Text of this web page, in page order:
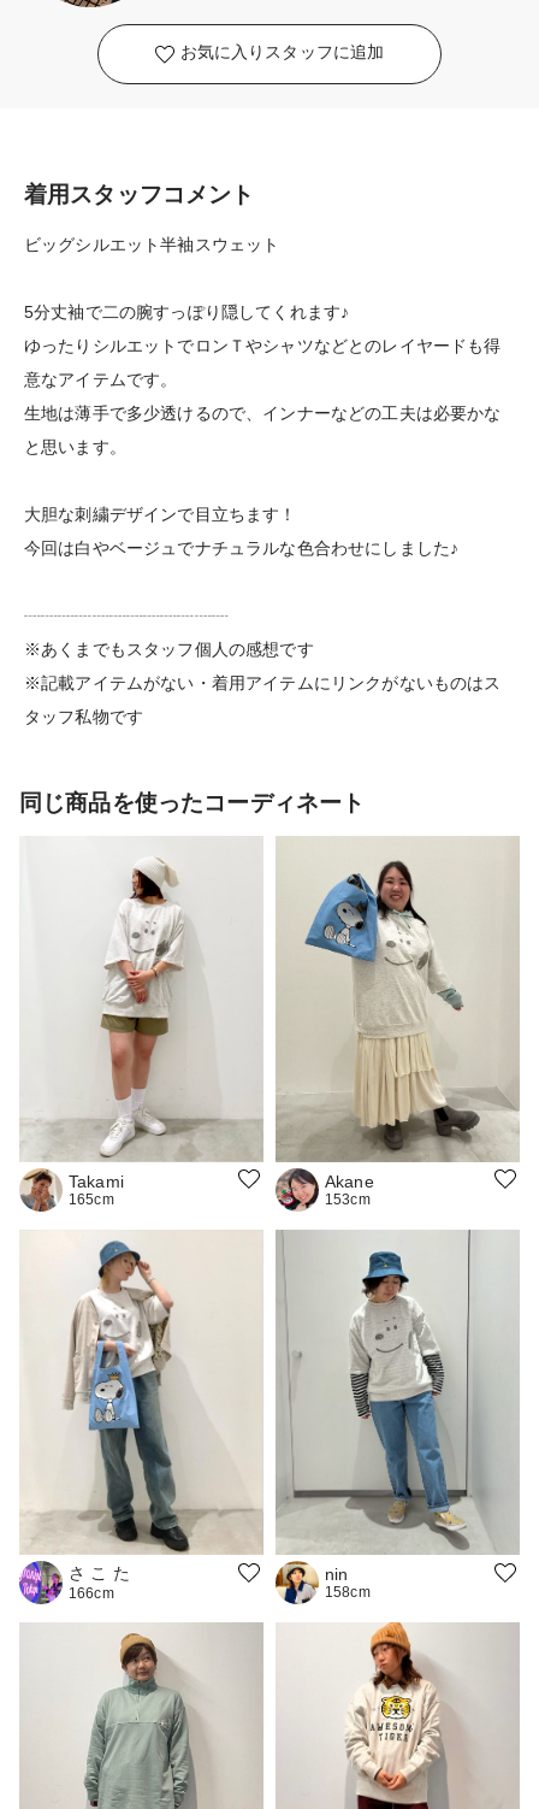
お気に入りスタッフに追加
着用スタッフコメント
ビッグシルエット半袖スウェット
5分丈袖で二の腕すっぽり隠してくれます♪
ゆったりシルエットでロンＴやシャツなどとのレイヤードも得
意なアイテムです。
生地は薄手で多少透けるので、インナーなどの工夫は必要かな
と思います。
大胆な刺繍デザインで目立ちます！
今回は白やベージュでナチュラルな色合わせにしました♪
┈┈┈┈┈┈┈┈┈┈┈┈
※あくまでもスタッフ個人の感想です
※記載アイテムがない・着用アイテムにリンクがないものはス
タッフ私物です
同じ商品を使ったコーディネート
Takami
165cm
Akane
153cm
さ こ た
166cm
nin
158cm